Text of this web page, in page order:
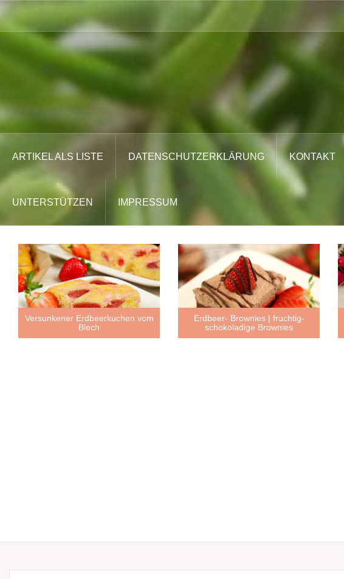
Inhalt
springen
ARTIKEL ALS LISTE DATENSCHUTZERKLÄRUNG KONTAKT
UNTERSTÜTZEN IMPRESSUM
Versunkener Erdbeerkuchen vom
Blech
Erdbeer- Brownies | fruchtig-
schokoladige Brownies